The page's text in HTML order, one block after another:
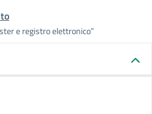
e registro elettronico”